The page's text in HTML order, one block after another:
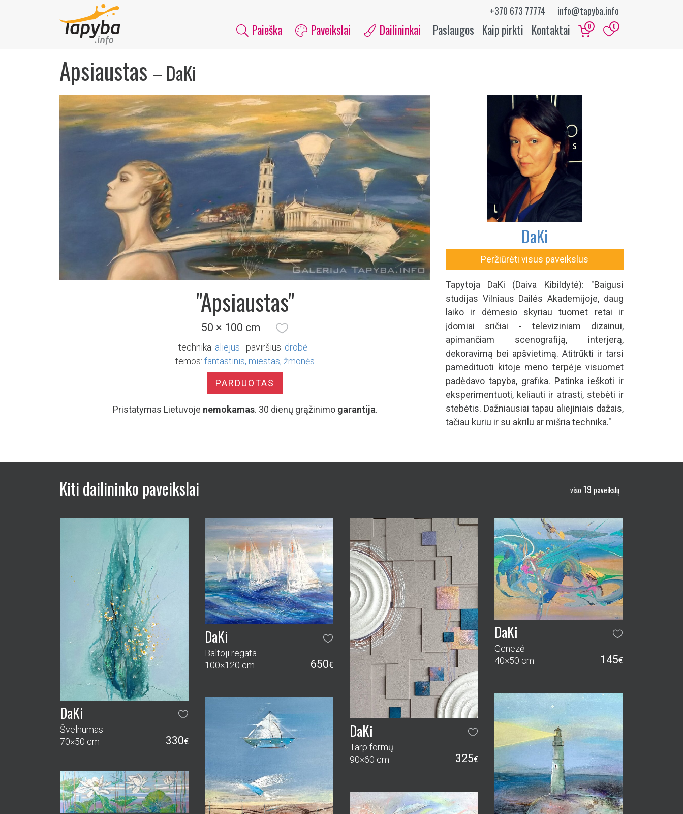
+370 673 77774 info@tapyba.info
Paieška Paveikslai Dailininkai Paslaugos Kaip pirkti Kontaktai 0 0
Apsiaustas – DaKi
"Apsiaustas"
50 × 100 cm
technika: aliejus paviršius: drobė
temos: fantastinis miestas žmonės
PARDUOTAS
Pristatymas Lietuvoje nemokamas. 30 dienų grąžinimo garantija.
DaKi
Peržiūrėti visus paveikslus
Tapytoja DaKi (Daiva Kibildytė): "Baigusi
studijas Vilniaus Dailės Akademijoje, daug
laiko ir dėmesio skyriau tuomet retai ir
įdomiai sričiai - televiziniam dizainui,
apimančiam scenografiją, interjerą,
dekoravimą bei apšvietimą. Atitrūkti ir tarsi
pamedituoti kitoje meno terpėje visuomet
padėdavo tapyba, grafika. Patinka ieškoti ir
eksperimentuoti, keliauti ir atrasti, stebėti ir
stebėtis. Dažniausiai tapau aliejiniais dažais,
tačiau kuriu ir su akrilu ar mišria technika."
Kiti dailininko paveikslai viso 19 paveikslų
DaKi
Švelnumas
70×50 cm
330€
DaKi
Baltoji regata
100×120 cm
650€
DaKi
Tarp formų
90×60 cm
325€
DaKi
Genezė
40×50 cm
145€